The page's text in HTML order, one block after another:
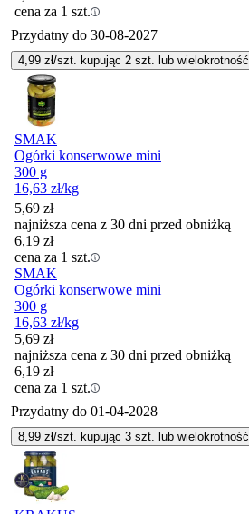
cena za 1 szt.
Przydatny do 30-08-2027
4,99 zł/szt. kupując 2 szt. lub wielokrotność
SMAK
Ogórki konserwowe mini
300 g
16,63 zł/kg
5,69 zł
najniższa cena z 30 dni przed obniżką
6,19 zł
cena za 1 szt.
SMAK
Ogórki konserwowe mini
300 g
16,63 zł/kg
5,69 zł
najniższa cena z 30 dni przed obniżką
6,19 zł
cena za 1 szt.
Przydatny do 01-04-2028
8,99 zł/szt. kupując 3 szt. lub wielokrotność